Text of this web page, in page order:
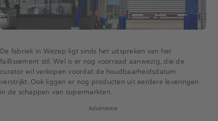
De fabriek in Wezep ligt sinds het uitspreken van het
faillissement stil. Wel is er nog voorraad aanwezig, die de
curator wil verkopen voordat de houdbaarheidsdatum
verstrijkt. Ook liggen er nog producten uit eerdere leveringen
in de schappen van supermarkten.
Advertentie